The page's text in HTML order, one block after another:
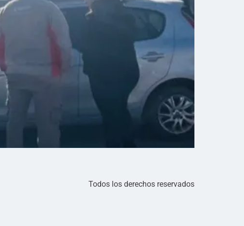
Todos los derechos reservados